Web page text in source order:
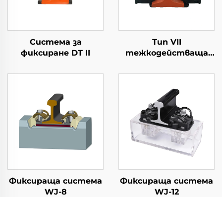
Система за
фиксиране DT II
Тип VII
тежкодействаща
фиксиране на
Фиксираща система
WJ-8
Фиксираща система
WJ-12